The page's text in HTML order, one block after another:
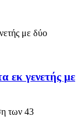
εκ γενετής με